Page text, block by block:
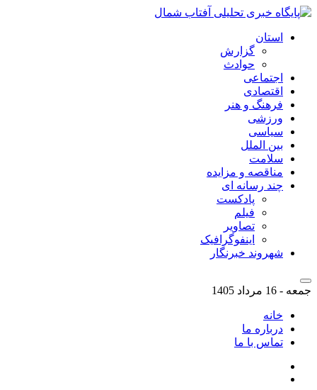
استان
گزارش
حوادث
اجتماعی
اقتصادی
فرهنگ و هنر
ورزشی
سیاسی
بین الملل
سلامت
مناقصه و مزایده
چند رسانه ای
پادکست
فیلم
تصاویر
اینفوگرافیک
شهروند خبرنگار
جمعه - 16 مرداد 1405
خانه
درباره ما
تماس با ما